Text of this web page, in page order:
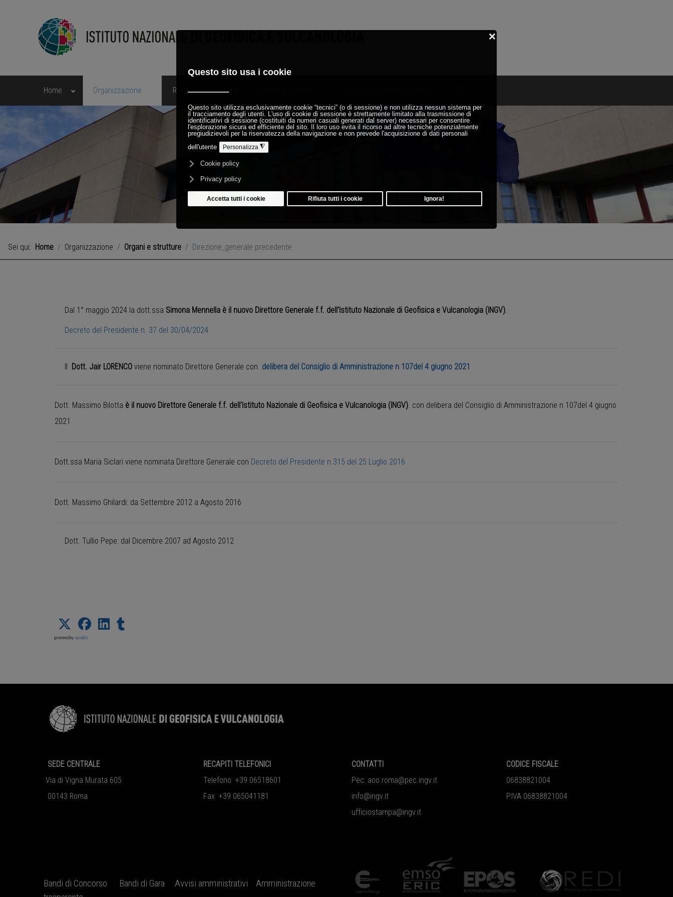
Home Organizzazione Risorse e servizi
Sei qui: Home Organizzazione Organi e strutture Direzione_generale precedente
Dal 1° maggio 2024 la dott.ssa Simona Mennella è il nuovo Direttore Generale f.f. dell’Istituto Nazionale di Geofisica e Vulcanologia (INGV).
Decreto del Presidente n. 37 del 30/04/2024
Dott. Jair LORENCO viene nominato Direttore Generale con delibera del Consiglio di Amministrazione n 107del 4 giugno 2021
Dott. Massimo Bilotta è il nuovo Direttore Generale f.f. dell’Istituto Nazionale di Geofisica e Vulcanologia (INGV). con delibera del Consiglio di Amministrazione n 107del 4 giugno
2021
Dott.ssa Maria Siclari viene nominata Direttore Generale con Decreto del Presidente n.315 del 25 Luglio 2016
Dott. Massimo Ghilardi: da Settembre 2012 a Agosto 2016
Dott. Tullio Pepe: dal Dicembre 2007 ad Agosto 2012
powered by social2s
SEDE CENTRALE
Via di Vigna Murata 605
00143 Roma
RECAPITI TELEFONICI
Telefono +39 06518601
Fax +39 065041181
CONTATTI
Pec: aoo.roma@pec.ingv.it
info@ingv.it
ufficiostampa@ingv.it
CODICE FISCALE
06838821004
P.IVA 06838821004
Bandi di Concorso Bandi di Gara Avvisi amministrativi
Amministrazione